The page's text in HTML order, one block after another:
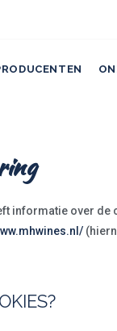
informatie over de